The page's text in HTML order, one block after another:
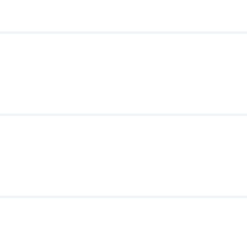
イできますか?